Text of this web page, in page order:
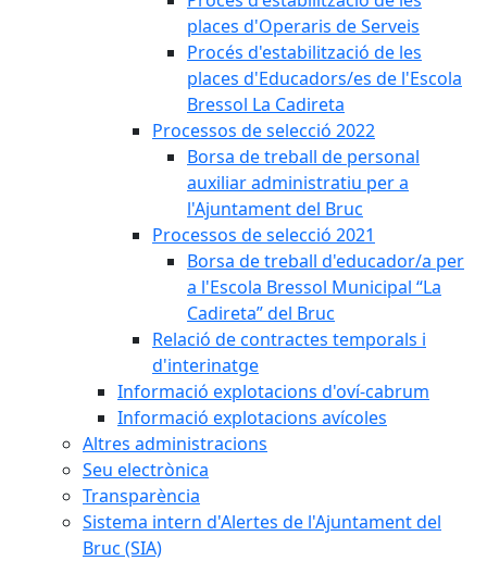
places d'Operaris de Serveis
Procés d'estabilització de les
places d'Educadors/es de l'Escola
Bressol La Cadireta
Processos de selecció 2022
Borsa de treball de personal
auxiliar administratiu per a
l'Ajuntament del Bruc
Processos de selecció 2021
Borsa de treball d'educador/a per
a l'Escola Bressol Municipal “La
Cadireta” del Bruc
Relació de contractes temporals i
d'interinatge
Informació explotacions d'oví-cabrum
Informació explotacions avícoles
Altres administracions
Seu electrònica
Transparència
Sistema intern d'Alertes de l'Ajuntament del
Bruc (SIA)